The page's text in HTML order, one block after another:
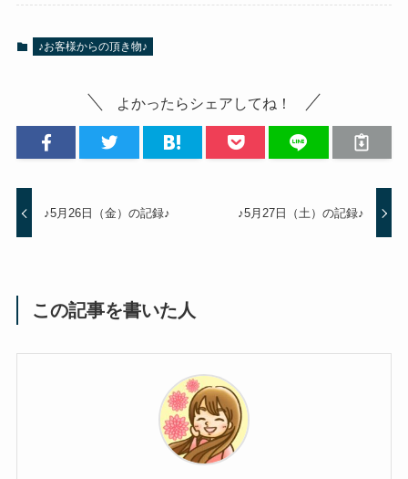
♪お客様からの頂き物♪
よかったらシェアしてね！
♪5月26日（金）の記録♪ ♪5月27日（土）の記録♪
この記事を書いた人